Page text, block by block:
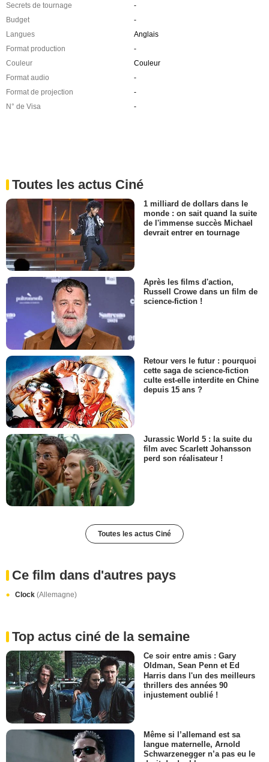
Secrets de tournage
-
Budget
-
Langues
Anglais
Format production
-
Couleur
Couleur
Format audio
-
Format de projection
-
N° de Visa
-
Toutes les actus Ciné
1 milliard de dollars dans le
monde : on sait quand la suite
de l'immense succès Michael
devrait entrer en tournage
Après les films d'action,
Russell Crowe dans un film de
science-fiction !
Retour vers le futur : pourquoi
cette saga de science-fiction
culte est-elle interdite en Chine
depuis 15 ans ?
Jurassic World 5 : la suite du
film avec Scarlett Johansson
perd son réalisateur !
Toutes les actus Ciné
Ce film dans d'autres pays
Clock (Allemagne)
Top actus ciné de la semaine
Ce soir entre amis : Gary
Oldman, Sean Penn et Ed
Harris dans l'un des meilleurs
thrillers des années 90
injustement oublié !
Même si l’allemand est sa
langue maternelle, Arnold
Schwarzenegger n’a pas eu le